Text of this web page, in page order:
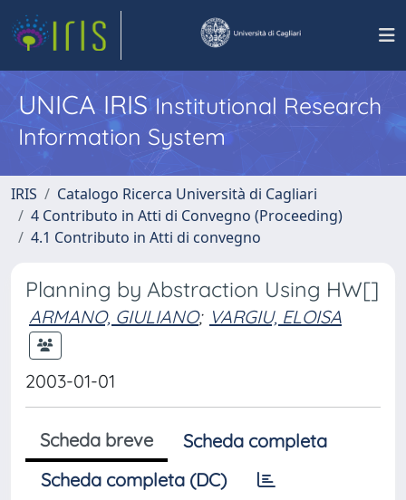
UNICA IRISInstitutional Research
Information System
IRIS
Catalogo Ricerca Università di Cagliari
4 Contributo in Atti di Convegno (Proceeding)
4.1 Contributo in Atti di convegno
Planning by Abstraction Using HW[]
ARMANO, GIULIANO; VARGIU, ELOISA
2003-01-01
Scheda breve
Scheda completa
Scheda completa (DC)